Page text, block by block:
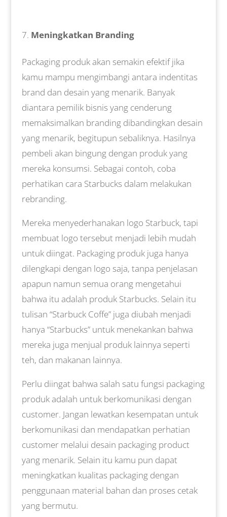
Meningkatkan Branding
Packaging produk akan semakin efektif jika
kamu mampu mengimbangi antara indentitas
brand dan desain yang menarik. Banyak
diantara pemilik bisnis yang cenderung
memaksimalkan branding dibandingkan desain
yang menarik, begitupun sebaliknya. Hasilnya
pembeli akan bingung dengan produk yang
mereka konsumsi. Sebagai contoh, coba
perhatikan cara Starbucks dalam melakukan
rebranding.
Mereka menyederhanakan logo Starbuck, tapi
membuat logo tersebut menjadi lebih mudah
untuk diingat. Packaging produk juga hanya
dilengkapi dengan logo saja, tanpa penjelasan
apapun namun semua orang mengetahui
bahwa itu adalah produk Starbucks. Selain itu
tulisan “Starbuck Coffe” juga diubah menjadi
hanya “Starbucks” untuk menekankan bahwa
mereka juga menjual produk lainnya seperti
teh, dan makanan lainnya.
Perlu diingat bahwa salah satu fungsi packaging
produk adalah untuk berkomunikasi dengan
customer. Jangan lewatkan kesempatan untuk
berkomunikasi dan mendapatkan perhatian
customer melalui desain packaging product
yang menarik. Selain itu kamu pun dapat
meningkatkan kualitas packaging dengan
penggunaan material bahan dan proses cetak
yang bermutu.